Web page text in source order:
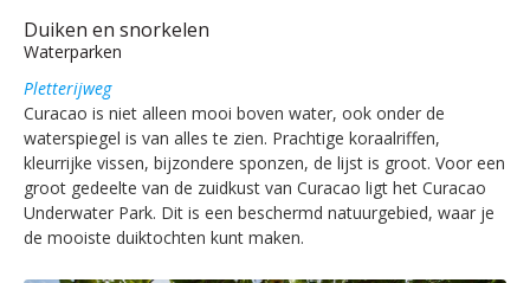
Duiken en snorkelen
Waterparken
Pletterijweg
Curacao is niet alleen mooi boven water, ook onder de
waterspiegel is van alles te zien. Prachtige koraalriffen,
kleurrijke vissen, bijzondere sponzen, de lijst is groot. Voor een
groot gedeelte van de zuidkust van Curacao ligt het Curacao
Underwater Park. Dit is een beschermd natuurgebied, waar je
de mooiste duiktochten kunt maken.